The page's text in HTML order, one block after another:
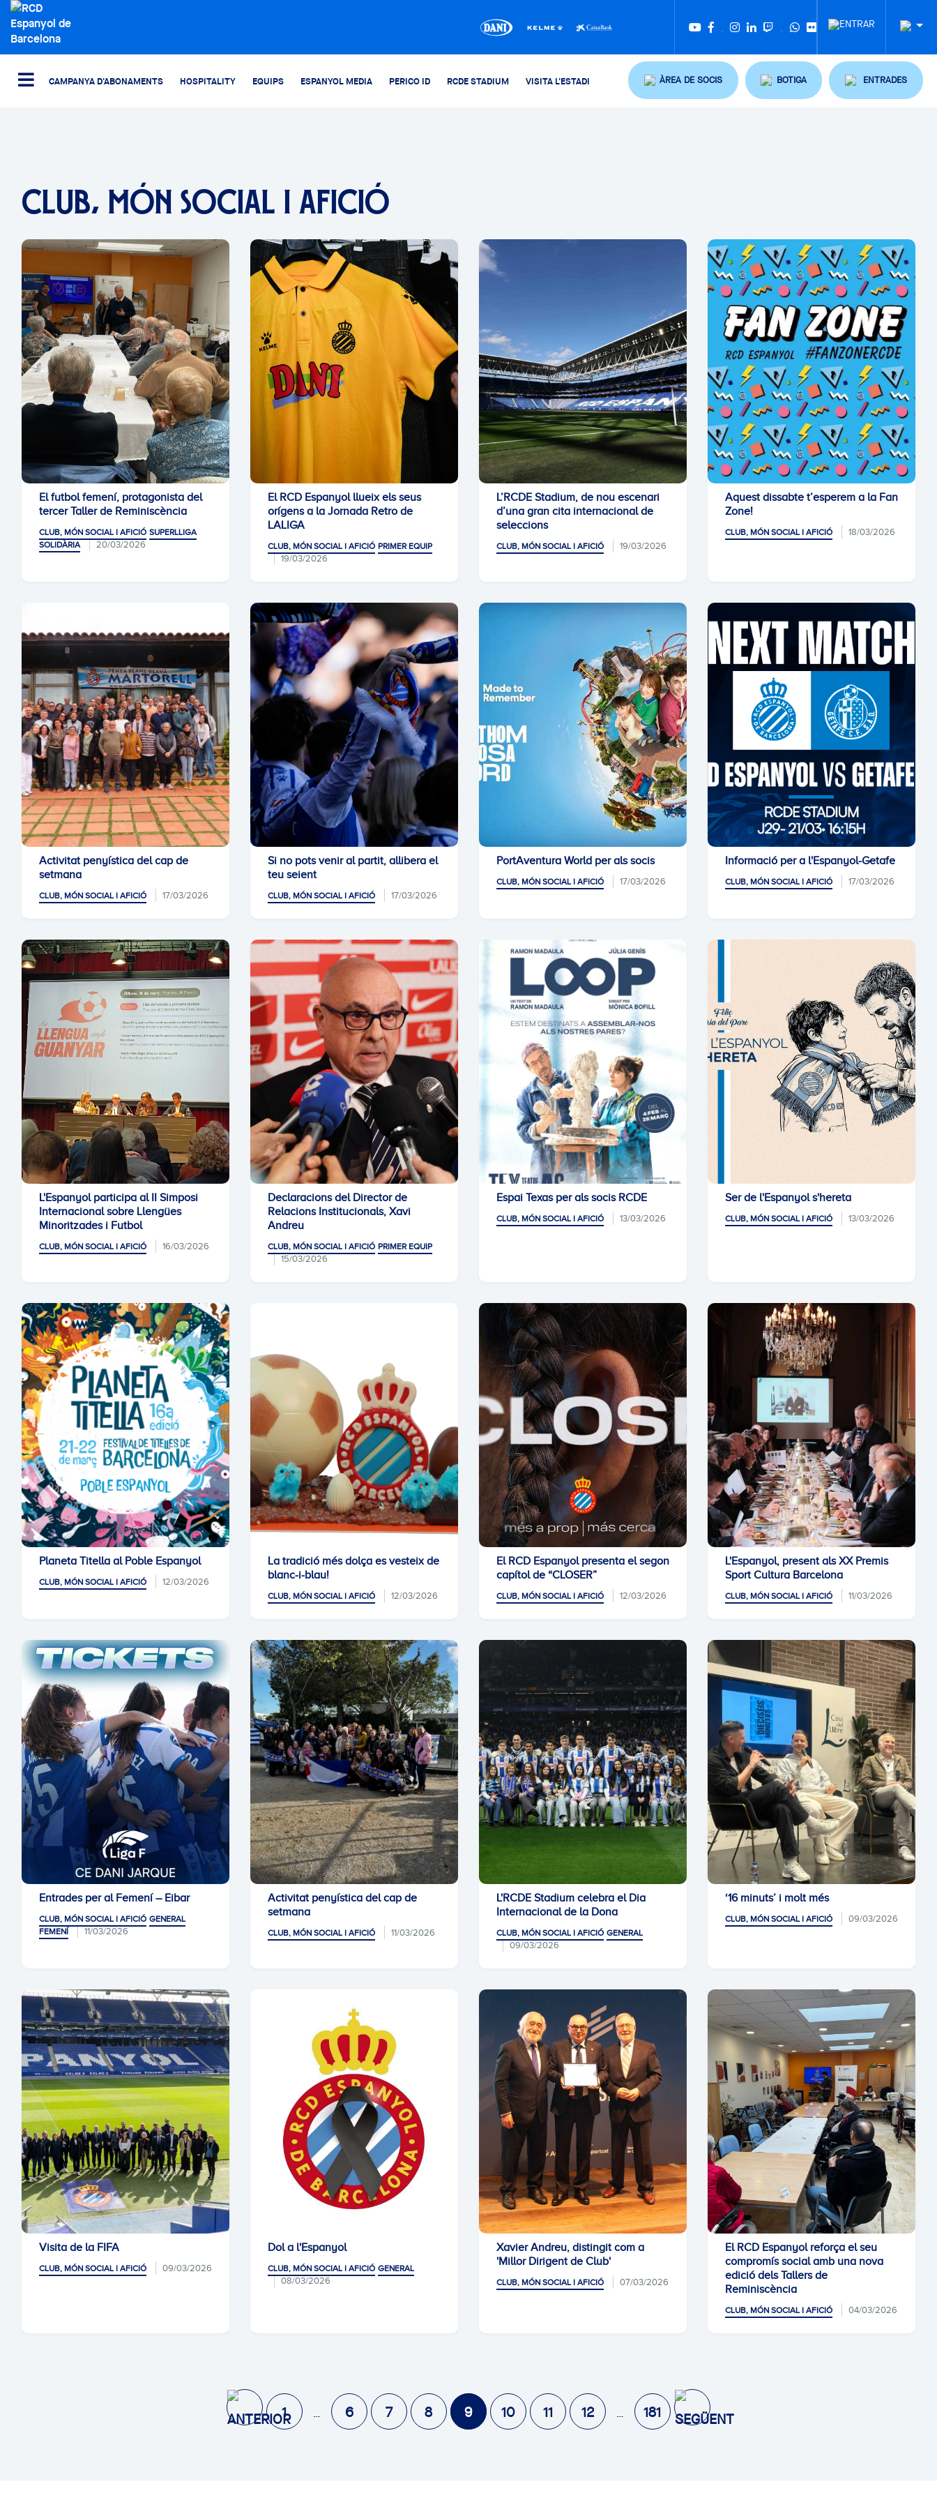
CAMPANYA D'ABONAMENTS HOSPITALITY EQUIPS ESPANYOL MEDIA PERICO ID RCDE STADIUM VISITA L'ESTADI ÀREA DE SOCIS BOTIGA ENTRADES
CLUB, MÓN SOCIAL I AFICIÓ
El futbol femení, protagonista del
tercer Taller de Reminiscència
CLUB, MÓN SOCIAL I AFICIÓ SUPERLLIGA
SOLIDÀRIA
20/03/2026
El RCD Espanyol llueix els seus
orígens a la Jornada Retro de
LALIGA
CLUB, MÓN SOCIAL I AFICIÓ PRIMER EQUIP
19/03/2026
L’RCDE Stadium, de nou escenari
d’una gran cita internacional de
seleccions
CLUB, MÓN SOCIAL I AFICIÓ 19/03/2026
Aquest dissabte t’esperem a la Fan
Zone!
CLUB, MÓN SOCIAL I AFICIÓ 18/03/2026
Activitat penyística del cap de
setmana
CLUB, MÓN SOCIAL I AFICIÓ 17/03/2026
Si no pots venir al partit, allibera el
teu seient
CLUB, MÓN SOCIAL I AFICIÓ 17/03/2026
PortAventura World per als socis
CLUB, MÓN SOCIAL I AFICIÓ 17/03/2026
Informació per a l'Espanyol-Getafe
CLUB, MÓN SOCIAL I AFICIÓ 17/03/2026
L'Espanyol participa al II Simposi
Internacional sobre Llengües
Minoritzades i Futbol
CLUB, MÓN SOCIAL I AFICIÓ 16/03/2026
Declaracions del Director de
Relacions Institucionals, Xavi
Andreu
CLUB, MÓN SOCIAL I AFICIÓ PRIMER EQUIP
15/03/2026
Espai Texas per als socis RCDE
CLUB, MÓN SOCIAL I AFICIÓ 13/03/2026
Ser de l'Espanyol s'hereta
CLUB, MÓN SOCIAL I AFICIÓ 13/03/2026
Planeta Titella al Poble Espanyol
CLUB, MÓN SOCIAL I AFICIÓ 12/03/2026
La tradició més dolça es vesteix de
blanc-i-blau!
CLUB, MÓN SOCIAL I AFICIÓ 12/03/2026
El RCD Espanyol presenta el segon
capítol de “CLOSER”
CLUB, MÓN SOCIAL I AFICIÓ 12/03/2026
L'Espanyol, present als XX Premis
Sport Cultura Barcelona
CLUB, MÓN SOCIAL I AFICIÓ 11/03/2026
Entrades per al Femení – Eibar
CLUB, MÓN SOCIAL I AFICIÓ GENERAL
FEMENÍ
11/03/2026
Activitat penyística del cap de
setmana
CLUB, MÓN SOCIAL I AFICIÓ 11/03/2026
L'RCDE Stadium celebra el Dia
Internacional de la Dona
CLUB, MÓN SOCIAL I AFICIÓ GENERAL
09/03/2026
‘16 minuts’ i molt més
CLUB, MÓN SOCIAL I AFICIÓ 09/03/2026
Visita de la FIFA
CLUB, MÓN SOCIAL I AFICIÓ 09/03/2026
Dol a l'Espanyol
CLUB, MÓN SOCIAL I AFICIÓ GENERAL
08/03/2026
Xavier Andreu, distingit com a
'Millor Dirigent de Club'
CLUB, MÓN SOCIAL I AFICIÓ 07/03/2026
El RCD Espanyol reforça el seu
compromís social amb una nova
edició dels Tallers de
Reminiscència
CLUB, MÓN SOCIAL I AFICIÓ 04/03/2026
1 6 7 8 9 10 11 12 181